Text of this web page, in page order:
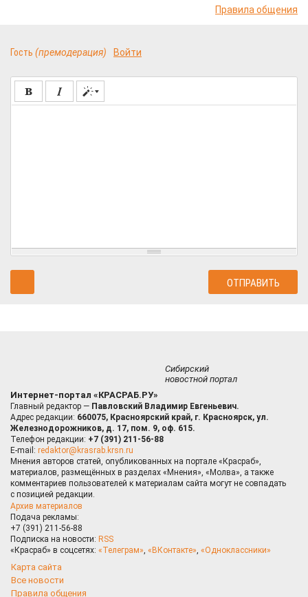
Правила общения
Гость (премодерация) Войти
Сибирский
новостной портал
Интернет-портал «КРАСРАБ.РУ»
Главный редактор — Павловский Владимир Евгеньевич.
Адрес редакции: 660075, Красноярский край, г. Красноярск, ул.
Железнодорожников, д. 17, пом. 9, оф. 615.
Телефон редакции: +7 (391) 211-56-88
E-mail: redaktor@krasrab.krsn.ru
Мнения авторов статей, опубликованных на портале «Красраб»,
материалов, размещённых в разделах «Мнения», «Молва», а также
комментариев пользователей к материалам сайта могут не совпадать
с позицией редакции.
Архив материалов
Подача рекламы:
+7 (391) 211-56-88
Подписка на новости: RSS
«Красраб» в соцсетях: «Телеграм», «ВКонтакте», «Одноклассники»
Карта сайта
Все новости
Правила общения